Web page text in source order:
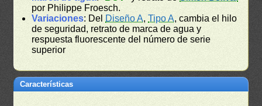
por Philippe Froesch.
Variaciones: Del Diseño A,Tipo A, cambia el hilo
de seguridad, retrato de marca de agua y
respuesta fluorescente del número de serie
superior
Características